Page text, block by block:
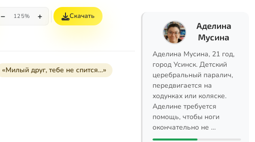
− 125% + Скачать
«Милый друг, тебе не спится…»
Аделина
Мусина
Аделина Мусина, 21 год,
город Усинск. Детский
церебральный паралич,
передвигается на
ходунках или коляске.
Аделине требуется
помощь, чтобы ноги
окончательно не …